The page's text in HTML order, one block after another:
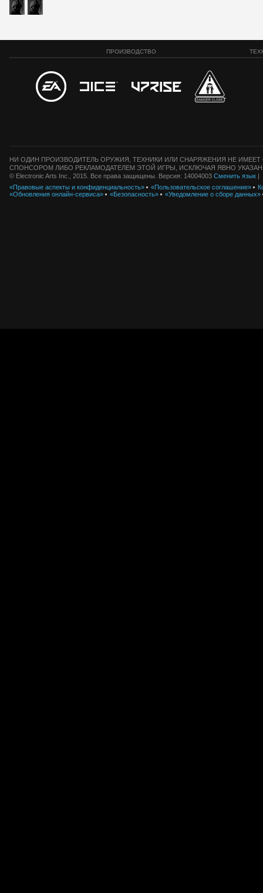
ПРОИЗВОДСТВО
НИ ОДИН ПРОИЗВОДИТЕЛЬ ОРУЖИЯ, ТЕХНИКИ ИЛИ СНАРЯЖЕНИЯ НЕ
СПОНСОРОМ ЛИБО РЕКЛАМОДАТЕЛЕМ ЭТОЙ ИГРЫ, ИСКЛЮЧАЯ ЯВНО
© Electronic Arts Inc., 2015. Все права защищены. Версия: 14004003 Сменить язык |
«Правовые аспекты и конфиденциальность»
«Пользовательское соглашение»
«Обновления онлайн-сервиса»
«Безопасность» «Уведомление о сборе данных»